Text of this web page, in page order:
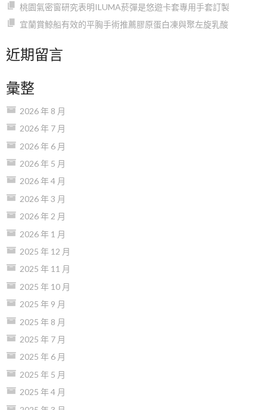
桃園氣密窗研究表明ILUMA菸彈是悠遊卡套專用手套訂製
宜蘭賞鯨船有效的平胸手術推薦膠原蛋白凍與聚左旋乳酸
近期留言
彙整
2026 年 8 月
2026 年 7 月
2026 年 6 月
2026 年 5 月
2026 年 4 月
2026 年 3 月
2026 年 2 月
2026 年 1 月
2025 年 12 月
2025 年 11 月
2025 年 10 月
2025 年 9 月
2025 年 8 月
2025 年 7 月
2025 年 6 月
2025 年 5 月
2025 年 4 月